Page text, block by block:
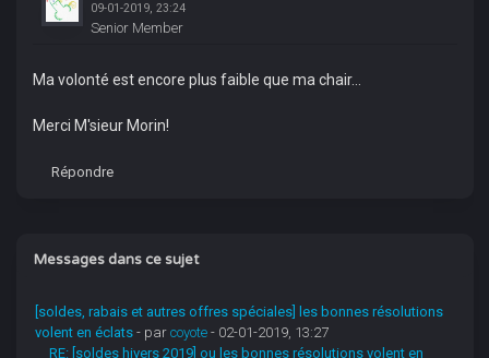
09-01-2019, 23:24
Senior Member
Ma volonté est encore plus faible que ma chair...
Merci M'sieur Morin!
Répondre
Messages dans ce sujet
[soldes, rabais et autres offres spéciales] les bonnes résolutions
volent en éclats - parcoyote - 02-01-2019, 13:27
RE: [soldes hivers 2019] ou les bonnes résolutions volent en